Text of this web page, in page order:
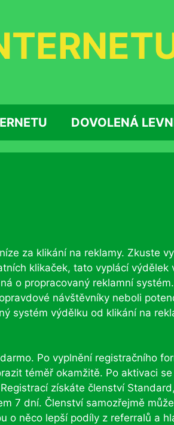
DOVOLENÁ
za klikání na reklamy. Zkuste
klikaček, tato vyplácí výdělek
o propracovaný reklamní
návštěvníky neboli
systém výdělku od klikání na
Po vyplnění registračního
téměř okamžitě. Po aktivaci
získáte členství
7 dní. Členství samozřejmě
o něco lepší podíly z referralů a